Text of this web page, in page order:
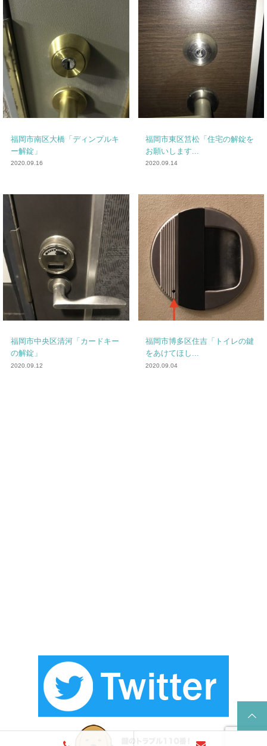
福岡市南区大橋「ディンプルキ
ー解錠」
2020.09.16
福岡市東区筥松「住宅の解錠を
お願いします...
2020.09.14
福岡市中央区清河「カードキー
の解錠」
2020.09.12
福岡市博多区住吉「トイレの鍵
をあけてほし...
2020.09.04